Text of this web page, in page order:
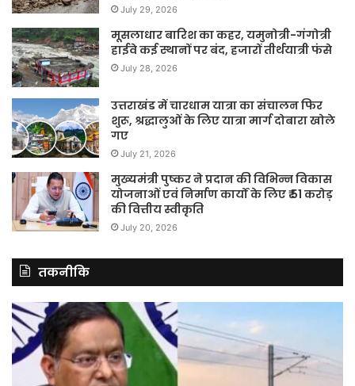
July 29, 2026
मूसलाधार बारिश का कहर, यमुनोत्री-गंगोत्री
हाईवे कई स्थानों पर बंद, हजारों तीर्थयात्री फंसे
July 28, 2026
उत्तराखंड में चारधाम यात्रा का संचालन फिर
शुरू, श्रद्धालुओं के लिए यात्रा मार्ग दोबारा खोले
गए
July 21, 2026
मुख्यमंत्री पुष्कर ने प्रदान की विभिन्न विकास
योजनाओं एवं निर्माण कार्यों के लिए ₹ 51 करोड़
की वित्तीय स्वीकृति
July 20, 2026
तकनीकि